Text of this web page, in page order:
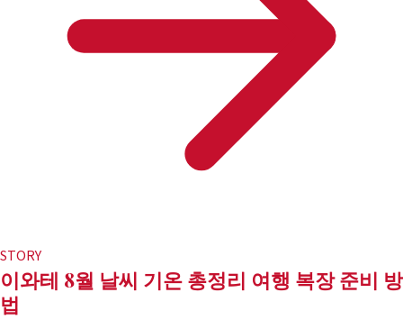
STORY
이와테 8월 날씨 기온 총정리 여행 복장 준비 방
법